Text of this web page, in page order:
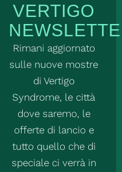
VERTIGO
Rimani aggiornato
sulle nuove mostre
di Vertigo
Syndrome, le città
dove saremo, le
offerte di lancio e
tutto quello che di
speciale ci verrà in